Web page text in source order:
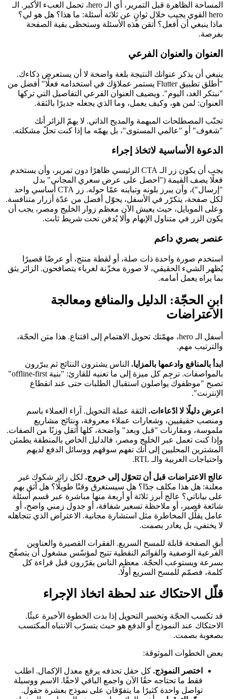
المساحة الظاهرة قبل التمرير، أي الـ hero، تحمل العبء الأكبر. الـ
hero القوي يجيب خلال ثوانٍ عن ثلاثة أسئلة: ما هذا؟ هل هو لي؟
ماذا ينبغي أن أفعل؟ أتقن هذه الأسئلة وستحظى بقية الصفحة
بفرصة.
العنوان والعنوان الفرعي
ينبغي أن يذكر عنوانك النتيجة بلغة واضحة لا أن يستعرض ذكاءك.
"أطلق تطبيق Flutter يستمر عملاؤك في استخدامه فعلًا" أفضل من
"نبتكر الغد، اليوم". ويضيف العنوان الفرعي التفاصيل التي تركها
العنوان: لمن هو، وكيف يعمل، وما الذي يجعله جديرًا بالثقة.
تجنّب المصطلحات المبهمة والمديح الذاتي. لا يهمّ الزائر أنك
"شغوف" أو "عالمي المستوى"، بل يهمّه ما إذا كنت تحلّ مشكلته.
الدعوة الأساسية لاتخاذ إجراء
يجب أن يكون زر الـ CTA الرئيسي ظاهرًا دون تمرير، وأن يستخدم
فعلًا يصف القيمة ("احصل على عرض سعري المجاني" بدل
"إرسال")، وأن يبرز بلونه وتباينه عمّا حوله. زر CTA أساسي واحد
لكل صفحة، يتكرّر في الأسفل، يحوّل أفضل من عدّة أزرار متنافسة.
وعلى الموبايل، حيث يعيش الآن معظم زوار الخليج ومصر، يجب أن
يكون الزر في متناول الإبهام وألا يُدفن تحت شريط ثابت.
عنصر بصري داعم
استخدم صورة واحدة ذات صلة، أو لقطة منتج، أو عرضًا قصيرًا
يُظهر الشيء الحقيقي، لا صورة مخزّنة لغرباء يتصافحون. الزائر يثق
بما يراه يعمل أمامه.
ابنِ الحجّة: الدليل والمنافع ومعالجة
الاعتراضات
أسفل الـ hero، مهمّتك تحويل الاهتمام إلى اقتناع. هذا متن الحجّة،
والترتيب مهم.
ابدأ بالمنافع وادعمها بالمزايا. الناس يشترون النتائج ثم يبرّرون
بالمواصفات. ترجِم كل ميزة إلى ما تعنيه للقارئ: "بنية offline-first"
تصبح "موظفوك يواصلون استقبال الطلبات حتى عند انقطاع
الإنترنت".
اعرض دليلًا لا ادّعاءات. الثقة عملة التحويل. آراء العملاء باسم
ومنصب حقيقيين، وشعارات عملاء معروفة، ونتائج مشاريع
ملموسة، ومقارنات "قبل وبعد" واضحة، كلها أثقل وزنًا من الصفات.
وإذا كنت تعمل عبر الخليج ومصر، فالدليل الخاص بالمنطقة يطمئن
المشترين المحليين إلى أنك تفهم سوقهم ووسائل الدفع لديهم
واحتياجات العربية والـ RTL.
عالج الاعتراضات قبل أن تتحوّل إلى خروج. لكل زائر شكوك غير
معلنة: هل هذا مكلف جدًا؟ هل سيستغرق وقتًا طويلًا؟ هل أثق بهم
على بياناتي؟ عالج أبرز ثلاثة أو أربعة منها مباشرة عبر قسم أسئلة
شائعة قصير، أو ملاحظة تسعير شفافة، أو جدول زمني واضح، أو
عامل يقلّل المخاطرة مثل استشارة مجانية. الاعتراض الذي تتجاهله
لا يختفي، بل يغادر بصمت.
أبقِ الصفحة قابلة للمسح السريع. الفقرات القصيرة والعناوين
الفرعية الوصفية والقوائم النقطية تتيح لمؤسّس مشغول أن يتصفّح
بسرعة ويستوعب الحجّة. معظم الناس يقرّرون قبل قراءة كل
كلمة، فصمّم للمسح السريع أولًا.
قلّل الاحتكاك عند لحظة اتخاذ الإجراء
قد تكسب الحجّة وتخسر التحويل إذا بدت الخطوة الأخيرة عبئًا.
الاحتكاك عند النموذج أو الدفع هو حيث يتسرّب الانتباه المكتسب
بصعوبة بصمت.
بعض الخطوات الموثوقة:
اختصر النموذج. كل حقل تحذفه يرفع معدل الإكمال. اطلب
فقط ما تحتاجه حقًا الآن واجمع الباقي لاحقًا. الاسم ووسيلة
تواصل واحدة كثيرًا ما يتفوّقان على نموذج بعشرة حقول.